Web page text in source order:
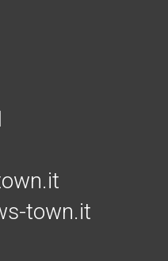
town.it